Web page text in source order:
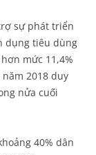
sự phát triển
dụng tiêu dùng
mức 11,4%
2018 duy
nửa cuối
40% dân